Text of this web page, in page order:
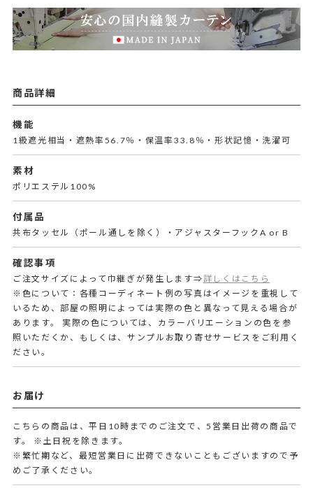
商品詳細
機能
1級遮光相当・遮熱率56.7％・保温率33.8％・形状記憶・洗濯可
素材
ポリエステル100%
付属品
共布タッセル（ポール通しを除く）・アジャスターフックA or B
確認事項
ご注文サイズによって巾継ぎが発生します⇒詳しくはこちら
※色について：各種コーディネート例の写真はイメージを重視して
いるため、部屋の照明によっては実際の色と異なって見える場合が
あります。 実際の色については、カラーバリエーションの色を参
照いただくか、もしくは、サンプルお取り寄せサービスをご利用く
ださい。
お届け
こちらの商品は、平日10時までのご注文で、5営業日出荷の商品で
す。
※土日祝を除きます。
※繁忙期など、最短営業日に出荷できないこともございますので予
めご了承ください。